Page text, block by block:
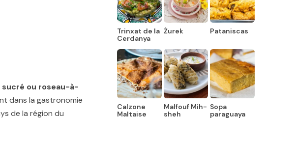
ou roseau-à-
dans la gastronomie
de la région du
Trinxat de la
Cerdanya
Żurek Pataniscas
Calzone
Maltaise
Malfouf Mih-
sheh
Sopa
paraguaya